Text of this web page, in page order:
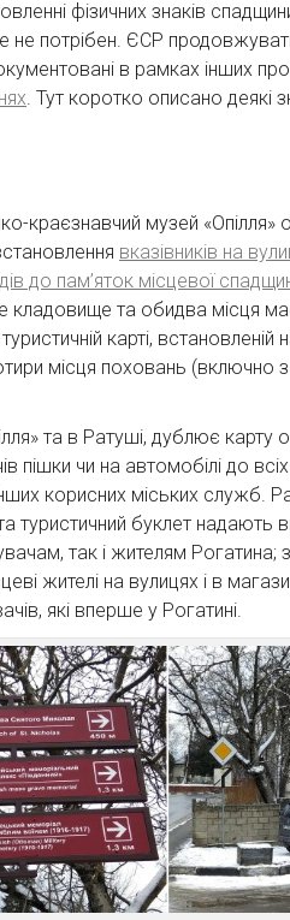
фізичних знаків
потрібен. ЄСР
в рамках інших
. Тут коротко описано деякі
краєзнавчий музей «Опілля»
вказівників на
до пам’яток місцевої
кладовище та обидва місця
карті, встановленій
місця поховань (включно
та в Ратуші, дублює карту
чи на автомобілі до всіх
корисних міських служб.
туристичний буклет надають
так і жителям Рогатина;
жителі на вулицях і в
які вперше у Рогатині.